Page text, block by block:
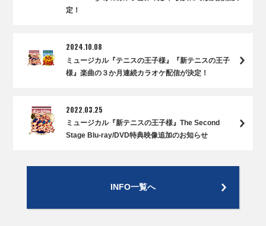
定！
2024.10.08
ミュージカル『テニスの王子様』『新テニスの王子
様』楽曲の３か月連続カラオケ配信が決定！
2022.03.25
ミュージカル『新テニスの王子様』The Second
Stage Blu-ray/DVD特典映像追加のお知らせ
INFO一覧へ